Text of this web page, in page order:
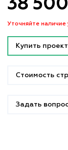
38
Уточняйте
Купить проект
Стоимость
Задать